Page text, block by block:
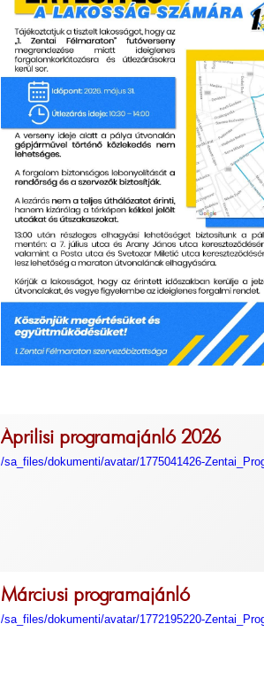
Áprilisi programajánló 2026
/sa_files/dokumenti/avatar/1775041426-
Márciusi programajánló
/sa_files/dokumenti/avatar/1772195220-